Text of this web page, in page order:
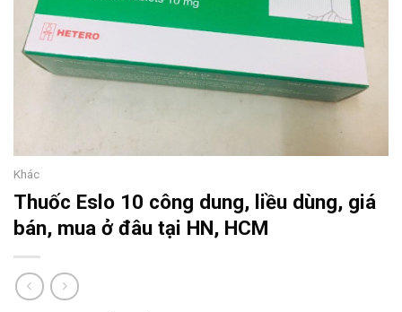
Khác
Thuốc Eslo 10 công dung, liều dùng, giá
bán, mua ở đâu tại HN, HCM